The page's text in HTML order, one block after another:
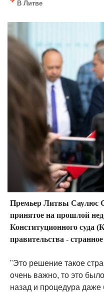
В Литве
Премьер Литвы Саулюс
принятое на прошлой
Конституционного суда
правительства -
"Это решение такое
очень важно, то это
назад и процедура